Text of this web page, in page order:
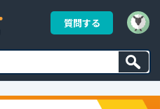
質問する